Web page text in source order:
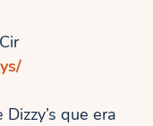
que era